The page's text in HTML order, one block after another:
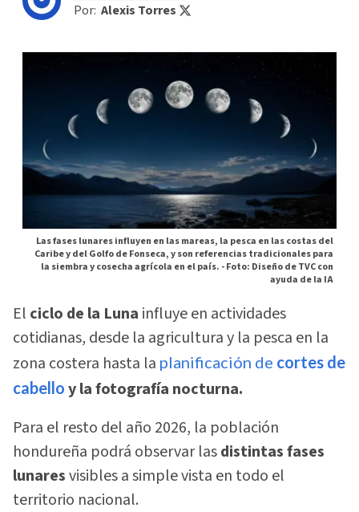
Por: Alexis Torres
Las fases lunares influyen en las mareas, la pesca en las costas del
Caribe y del Golfo de Fonseca, y son referencias tradicionales para
la siembra y cosecha agrícola en el país. -Foto: Diseño de TVC con
ayuda de la IA
El ciclo de la Luna influye en actividades
cotidianas, desde la agricultura y la pesca en la
zona costera hasta la planificación de cortes de
cabello y la fotografía nocturna.
Para el resto del año 2026, la población
hondureña podrá observar lasdistintas fases
lunaresvisibles a simple vista en todo el
territorio nacional.